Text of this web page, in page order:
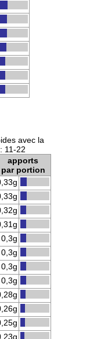
avec la
11-22
apports
par portion
0,3g
0,3g
0,3g
0,3g